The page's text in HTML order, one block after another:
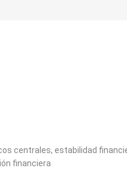
centrales, estabilidad
financiera